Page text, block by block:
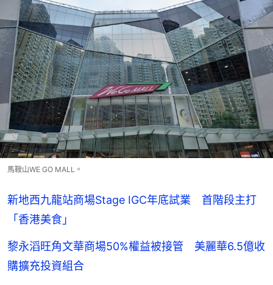
馬鞍山WE GO MALL。
新地西九龍站商場Stage IGC年底試業 首階段主打
「香港美食」
黎永滔旺角文華商場50%權益被接管 美麗華6.5億收
購擴充投資組合